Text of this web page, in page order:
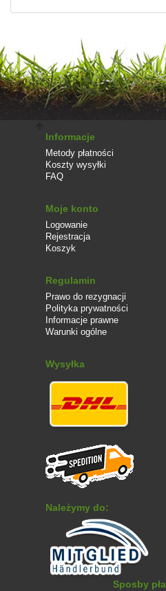
Informacje
Metody płatności
Koszty wysyłki
FAQ
Moje konto
Logowanie
Rejestracja
Koszyk
Regulamin
Prawo do rezygnacji
Polityka prywatności
Informacje prawne
Warunki ogólne
Wysyłka
Należymy do:
Sposby